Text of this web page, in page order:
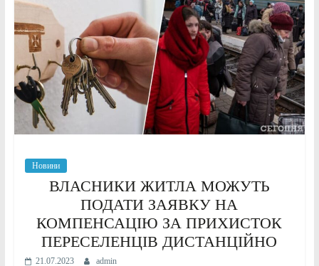
Новини
ВЛАСНИКИ ЖИТЛА МОЖУТЬ
ПОДАТИ ЗАЯВКУ НА
КОМПЕНСАЦІЮ ЗА ПРИХИСТОК
ПЕРЕСЕЛЕНЦІВ ДИСТАНЦІЙНО
21.07.2023 admin